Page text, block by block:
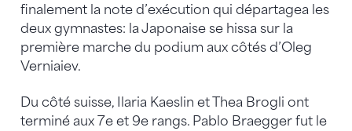
finalement la note d’exécution qui départagea les
deux gymnastes: la Japonaise se hissa sur la
première marche du podium aux côtés d’Oleg
Verniaiev.
Du côté suisse, Ilaria Kaeslin et Thea Brogli ont
terminé aux 7e et 9e rangs. Pablo Braegger fut le